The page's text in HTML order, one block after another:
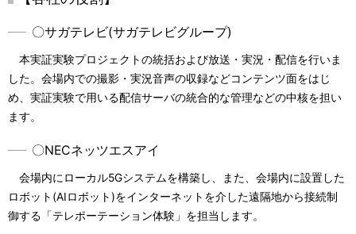
〇サガテレビ(サガテレビグループ)
本実証実験プロジェクトの統括および放送・実況・配信を行いま
した。会場内での撮影・実況音声の収録などコンテンツ面をはじ
め、実証実験で用いる配信サーバの統合的な管理などの中核を担い
ます。
〇NECネッツエスアイ
会場内にローカル5Gシステムを構築し、また、会場内に設置した
ロボット(AIロボット)をインターネットを介した遠隔地から接続制
御する「テレポーテーション体験」を担当します。